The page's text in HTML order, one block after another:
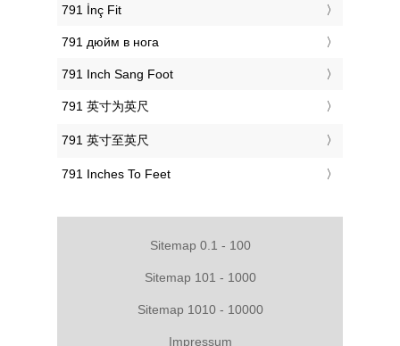
‎791 İnç Fit
‎791 дюйм в нога
‎791 Inch Sang Foot
‎791 英寸为英尺
‎791 英寸至英尺
‎791 Inches To Feet
Sitemap 0.1 - 100
Sitemap 101 - 1000
Sitemap 1010 - 10000
Impressum